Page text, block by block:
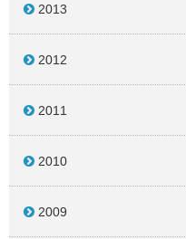
2013
2012
2011
2010
2009